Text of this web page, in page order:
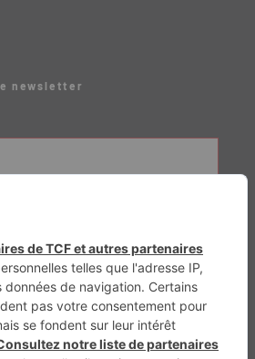
newsletter
Sans Permis VTTAE.fr FullAttack